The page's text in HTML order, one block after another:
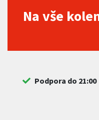
Na vše
Podpora do 21:00